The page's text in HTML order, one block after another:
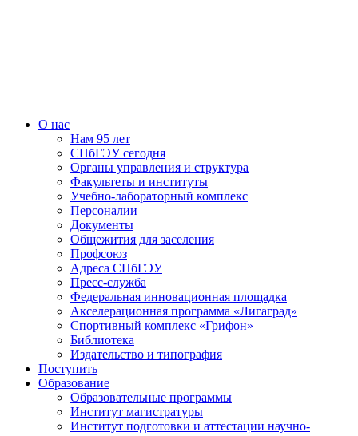
О нас
Нам 95 лет
СПбГЭУ сегодня
Органы управления и структура
Факультеты и институты
Учебно-лабораторный комплекс
Персоналии
Документы
Общежития для заселения
Профсоюз
Адреса СПбГЭУ
Пресс-служба
Федеральная инновационная площадка
Акселерационная программа «Лигаград»­­
Спортивный комплекс «Грифон»
Библиотека
Издательство и типография
Поступить
Образование
Образовательные программы
Институт магистратуры
Институт подготовки и аттестации научно-